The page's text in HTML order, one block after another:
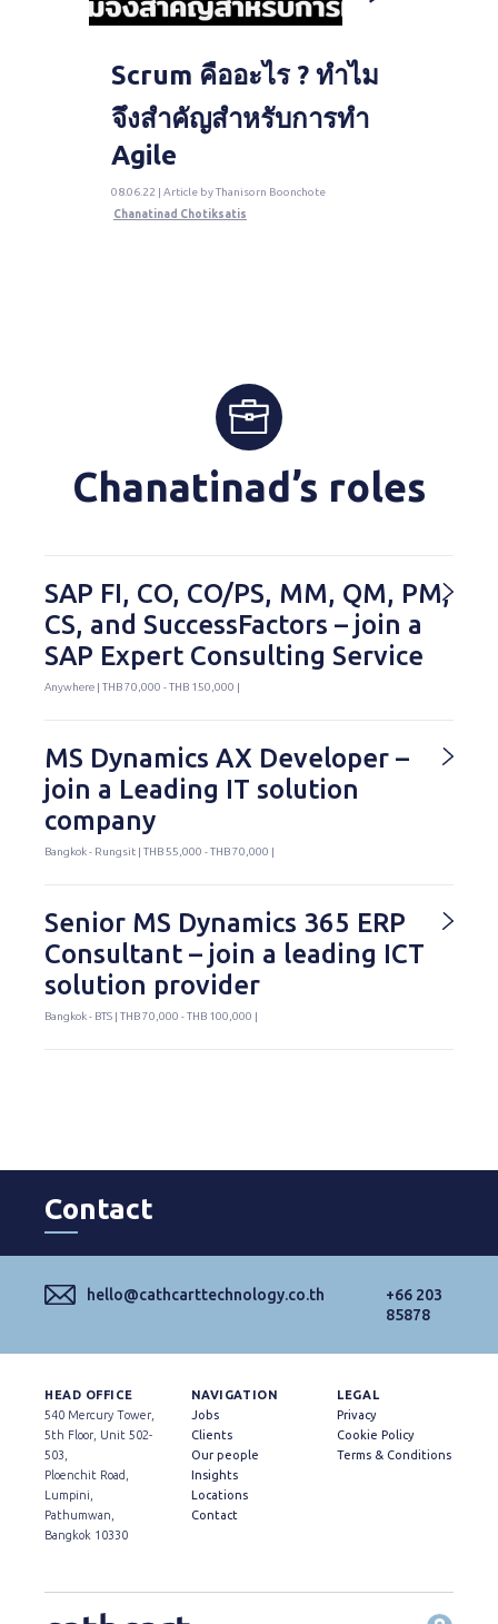
Scrum คืออะไร ? ทำไม
จึงสำคัญสำหรับการทำ
Agile
08.06.22 | Article by Thanisorn Boonchote
Chanatinad Chotiksatis
Chanatinad’s roles
SAP FI, CO, CO/PS, MM, QM, PM,
CS, and SuccessFactors – join a
SAP Expert Consulting Service
Anywhere | THB 70,000 - THB 150,000 |
MS Dynamics AX Developer –
join a Leading IT solution
company
Bangkok - Rungsit | THB 55,000 - THB 70,000 |
Senior MS Dynamics 365 ERP
Consultant – join a leading ICT
solution provider
Bangkok - BTS | THB 70,000 - THB 100,000 |
Contact
hello@cathcarttechnology.co.th
+66 203
85878
HEAD OFFICE
540 Mercury Tower,
5th Floor, Unit 502-
503,
Ploenchit Road,
Lumpini,
Pathumwan,
Bangkok 10330
NAVIGATION
Jobs
Clients
Our people
Insights
Locations
Contact
LEGAL
Privacy
Cookie Policy
Terms & Conditions